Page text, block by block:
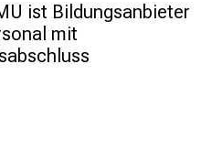
ist Bildungsanbieter
mit